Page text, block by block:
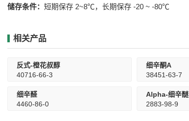
储存条件： 短期保存 2~8℃，长期保存 -20 ~ -80℃
相关产品
反式-橙花叔醇
40716-66-3
细辛酮A
38451-63-7
细辛醛
4460-86-0
Alpha-细辛醚
2883-98-9